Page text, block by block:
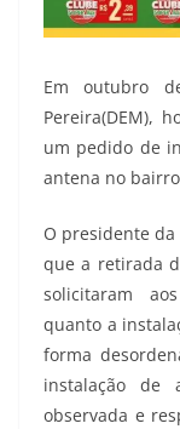
Em outubro
Pereira(DEM),
um pedido de
antena no
O presidente
que a retirada
solicitaram
quanto a
forma
instalação de
observada e